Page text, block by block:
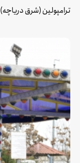
ترامپولین (شرق دریاچه)